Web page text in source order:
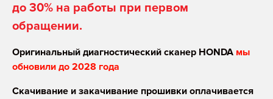
до 30% на работы при первом
обращении.
Оригинальный диагностический сканер HONDA мы
обновили до 2028 года
Скачивание и закачивание прошивки оплачивается